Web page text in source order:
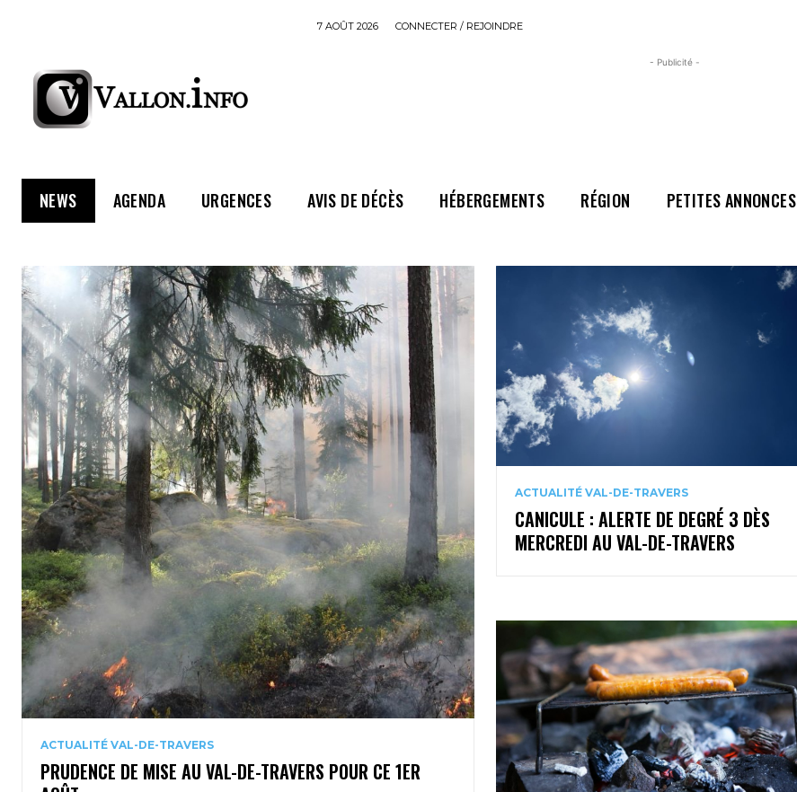
7 AOÛT 2026 CONNECTER / REJOINDRE
- Publicité -
NEWS AGENDA URGENCES AVIS DE DÉCÈS HÉBERGEMENTS RÉGION PETITES ANNONCES
ACTUALITÉ VAL-DE-TRAVERS
PRUDENCE DE MISE AU VAL-DE-TRAVERS POUR CE 1ER
ACTUALITÉ VAL-DE-TRAVERS
CANICULE : ALERTE DE DEGRÉ 3 DÈS
MERCREDI AU VAL-DE-TRAVERS